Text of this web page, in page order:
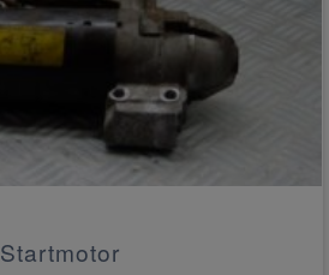
Startmotor